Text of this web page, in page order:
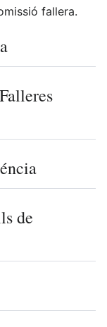
fallera.
de